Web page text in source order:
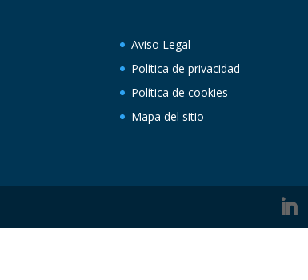
Aviso Legal
Política de privacidad
Política de cookies
Mapa del sitio